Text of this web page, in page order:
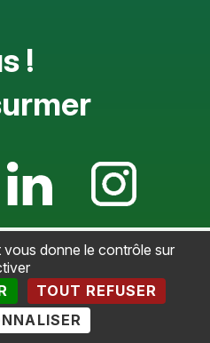
!
de confidentialité-
Gestion des cookies-Retour
donne le contrôle sur
TOUT REFUSER